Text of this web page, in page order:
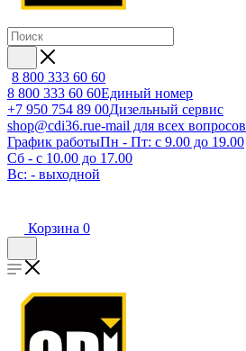
8 800 333 60 60
8 800 333 60 60Единый номер
+7 950 754 89 00Дизельный сервис
shop@cdi36.rue-mail для всех вопросов
График работыПн - Пт: с 9.00 до 19.00
Сб - с 10.00 до 17.00
Вс: - выходной
Корзина 0